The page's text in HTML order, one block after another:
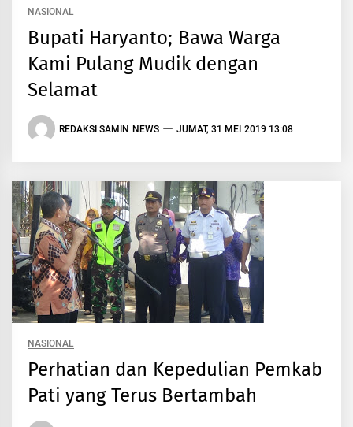
NASIONAL
Bupati Haryanto; Bawa Warga
Kami Pulang Mudik dengan
Selamat
REDAKSI SAMIN NEWS JUMAT, 31 MEI 2019 13:08
NASIONAL
Perhatian dan Kepedulian Pemkab
Pati yang Terus Bertambah